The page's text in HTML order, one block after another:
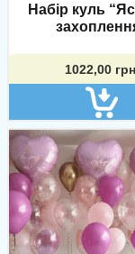
Набір куль
1022,00